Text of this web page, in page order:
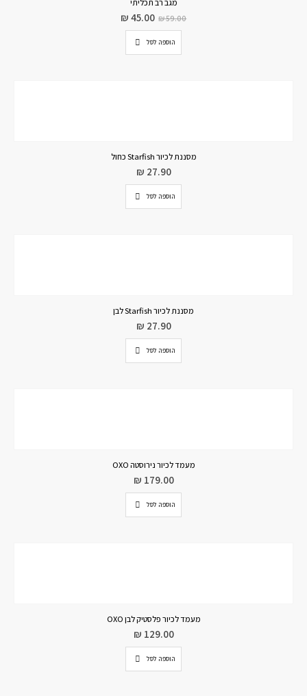
₪59.00
₪ 45.00
הוספה לסל
מסננת לכיור Starfish כחול
₪ 27.90
הוספה לסל
מסננת לכיור Starfish לבן
₪ 27.90
הוספה לסל
מעמד לכיור נירוסטה OXO
₪ 179.00
הוספה לסל
מעמד לכיור פלסטיק לבן OXO
₪ 129.00
הוספה לסל